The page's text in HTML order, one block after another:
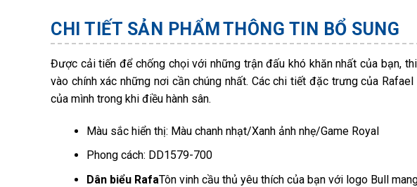
CHI TIẾT SẢN PHẨM THÔNG TIN BỔ SUNG
Được cải tiến để chống chọi với những trận đấu khó khăn nhất của bạn,
vào chính xác những nơi cần chúng nhất. Các chi tiết đặc trưng của
của mình trong khi điều hành sân.
Màu sắc hiển thị: Màu chanh nhạt/Xanh ảnh nhẹ/Game Royal
Phong cách: DD1579-700
Dân biểu RafaTôn vinh cầu thủ yêu thích của bạn với logo Bull